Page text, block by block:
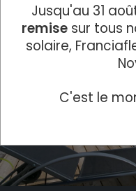
Jusqu'au 31
remise sur tous
solaire,
C'est le